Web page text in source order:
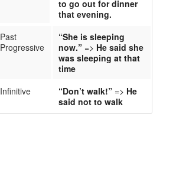
to go out for dinner
that evening.
Past
Progressive
“She is sleeping
now.” => He said she
was sleeping at that
time
Infinitive “Don’t walk!” => He
said not to walk